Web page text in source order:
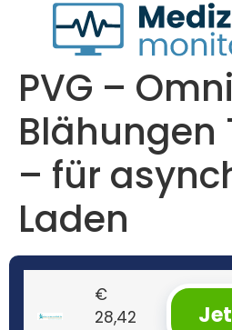
PVG –
Blähungen
– für
Laden
€
28,42